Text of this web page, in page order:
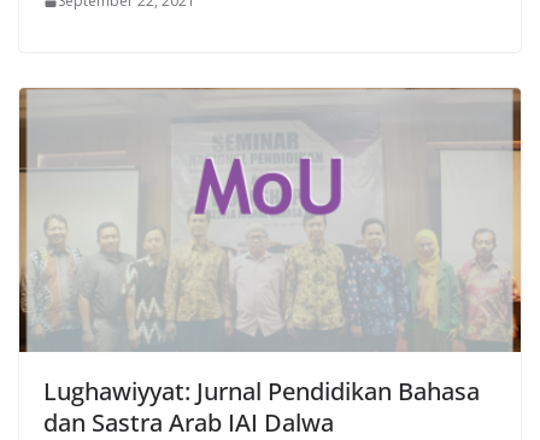
Lughawiyyat: Jurnal Pendidikan Bahasa
dan Sastra Arab IAI Dalwa